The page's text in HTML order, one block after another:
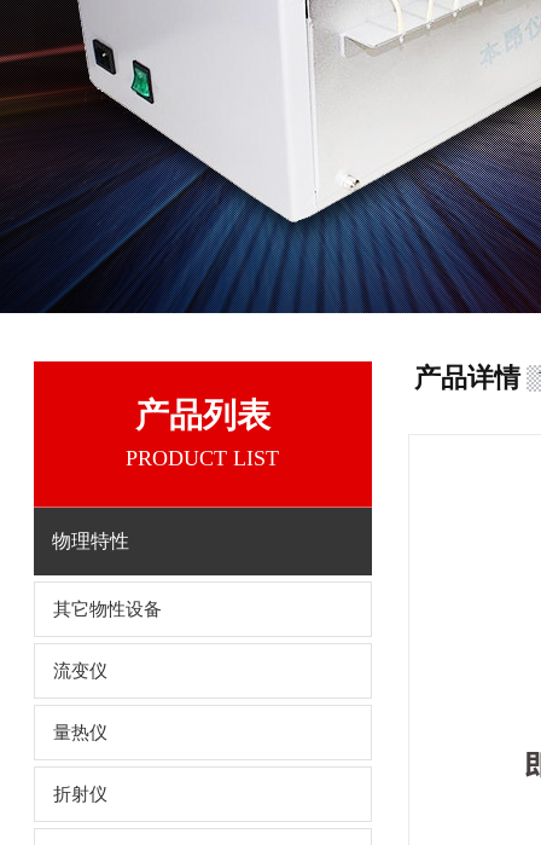
产品列表
PRODUCT LIST
物理特性
其它物性设备
流变仪
量热仪
折射仪
产品详情